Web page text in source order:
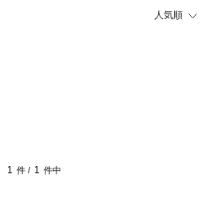
人気順
1 件 / 1 件中